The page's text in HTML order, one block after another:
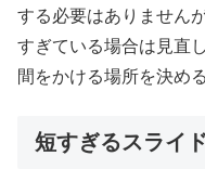
する必要はありません
すぎている場合は見直
間をかける場所を決め
短すぎるスライ